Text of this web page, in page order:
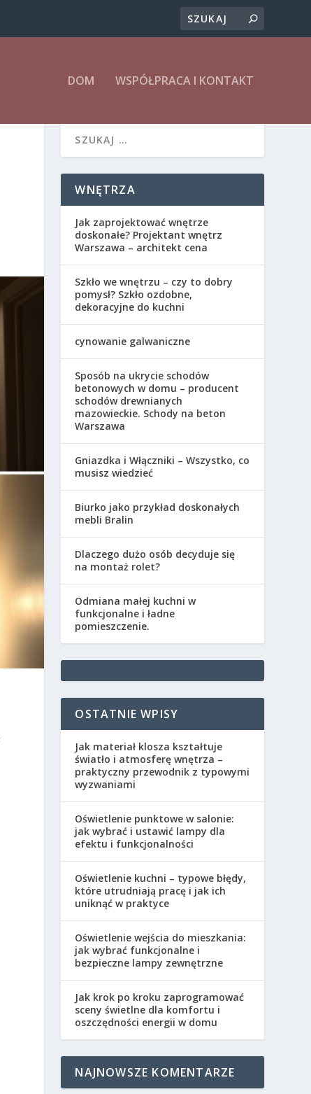
DOM WSPÓŁPRACA I KONTAKT
WNĘTRZA
Jak zaprojektować wnętrze
doskonałe? Projektant wnętrz
Warszawa – architekt cena
Szkło we wnętrzu – czy to dobry
pomysł? Szkło ozdobne,
dekoracyjne do kuchni
cynowanie galwaniczne
Sposób na ukrycie schodów
betonowych w domu – producent
schodów drewnianych
mazowieckie. Schody na beton
Warszawa
Gniazdka i Włączniki – Wszystko, co
musisz wiedzieć
Biurko jako przykład doskonałych
mebli Bralin
Dlaczego dużo osób decyduje się
na montaż rolet?
Odmiana małej kuchni w
funkcjonalne i ładne
pomieszczenie.
OSTATNIE WPISY
Jak materiał klosza kształtuje
światło i atmosferę wnętrza –
praktyczny przewodnik z typowymi
wyzwaniami
Oświetlenie punktowe w salonie:
jak wybrać i ustawić lampy dla
efektu i funkcjonalności
Oświetlenie kuchni – typowe błędy,
które utrudniają pracę i jak ich
uniknąć w praktyce
Oświetlenie wejścia do mieszkania:
jak wybrać funkcjonalne i
bezpieczne lampy zewnętrzne
Jak krok po kroku zaprogramować
sceny świetlne dla komfortu i
oszczędności energii w domu
NAJNOWSZE KOMENTARZE